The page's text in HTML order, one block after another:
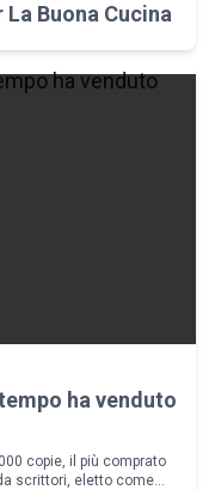
Buona Cucina
ha venduto
copie, il più comprato
scrittori, eletto come